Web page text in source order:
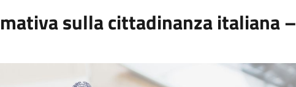
sulla cittadinanza italiana –